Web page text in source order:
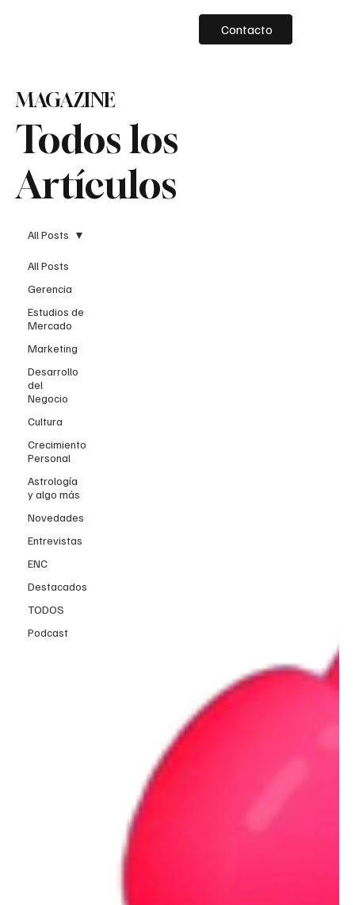
Contacto
Todos los
Artículos
MAGAZINE
All Posts
Gerencia
Estudios de
Mercado
Marketing
Desarrollo
del
Negocio
Cultura
Crecimiento
Personal
Astrología
y algo más
Novedades
Entrevistas
ENC
Destacados
TODOS
Podcast
All Posts